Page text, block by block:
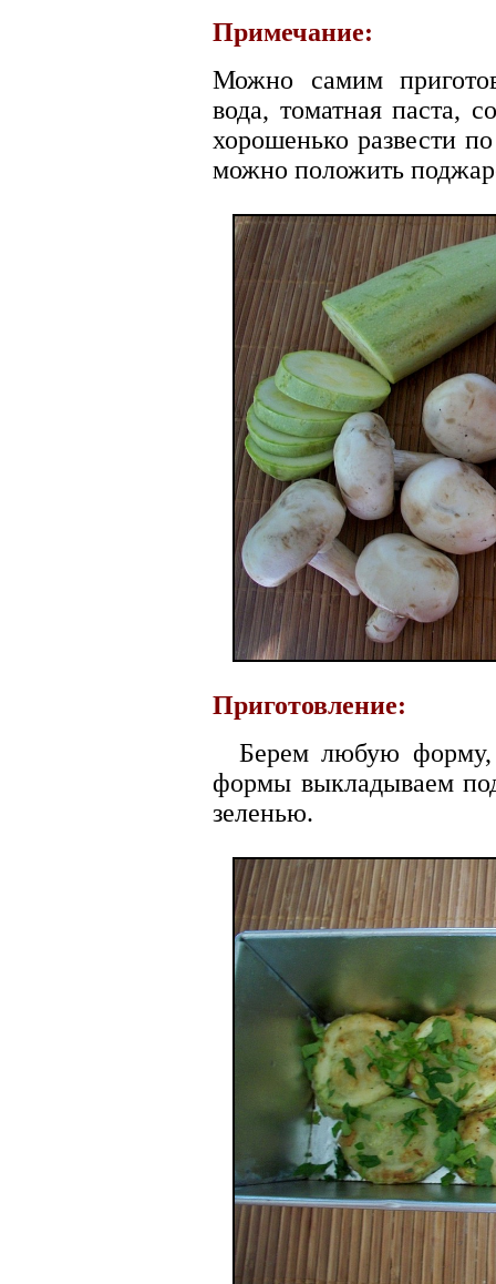
Примечание:
Можно самим
вода, томатная паста,
хорошенько развести
можно положить
Приготовление:
Берем любую форму,
формы выкладываем
зеленью.